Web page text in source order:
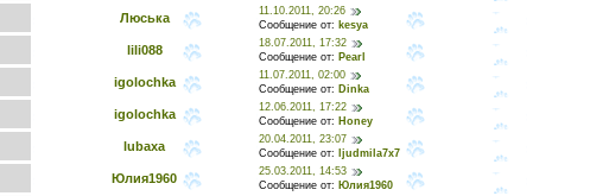
Люська
11.10.2011, 20:26
Сообщение от: kesya
lili088
18.07.2011, 17:32
Сообщение от: Pearl
igolochka
11.07.2011, 02:00
Сообщение от: Dinka
igolochka
12.06.2011, 17:22
Сообщение от: Honey
lubaxa
20.04.2011, 23:07
Сообщение от:
ljudmila7x7
Юлия1960
25.03.2011, 14:53
Сообщение от: Юлия1960